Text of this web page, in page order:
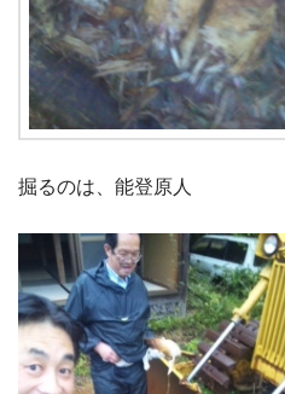
掘るのは、能登原人